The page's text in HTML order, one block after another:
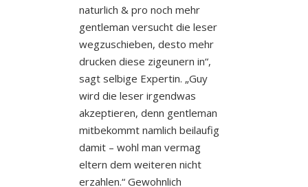
naturlich & pro noch mehr
gentleman versucht die leser
wegzuschieben, desto mehr
drucken diese zigeunern in“,
sagt selbige Expertin. „Guy
wird die leser irgendwas
akzeptieren, denn gentleman
mitbekommt namlich beilaufig
damit – wohl man vermag
eltern dem weiteren nicht
erzahlen.“ Gewohnlich